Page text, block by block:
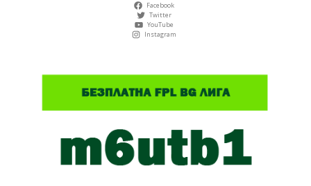
Facebook
Twitter
YouTube
Instagram